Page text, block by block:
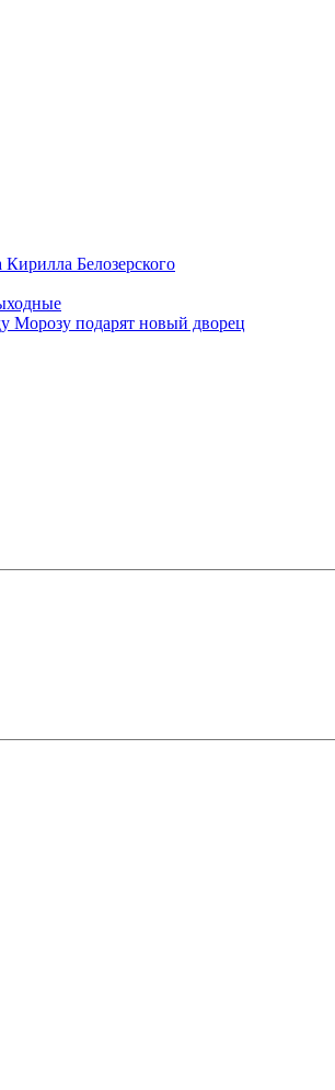
Белозерского
Морозу подарят новый дворец